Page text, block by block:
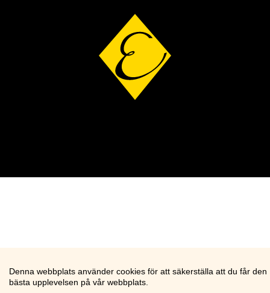
Denna webbplats använder cookies för att säkerställa att du får den
bästa upplevelsen på vår webbplats.